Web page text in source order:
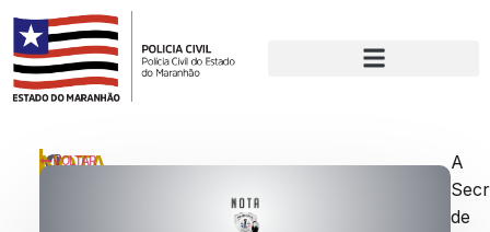
P
NOTA
VOLTAR
A
de